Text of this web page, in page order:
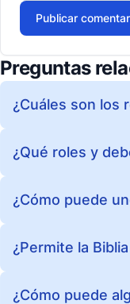
Publicar
Preguntas
¿Cuáles son los
¿Qué roles y
¿Cómo puede
¿Permite la
¿Cómo puede